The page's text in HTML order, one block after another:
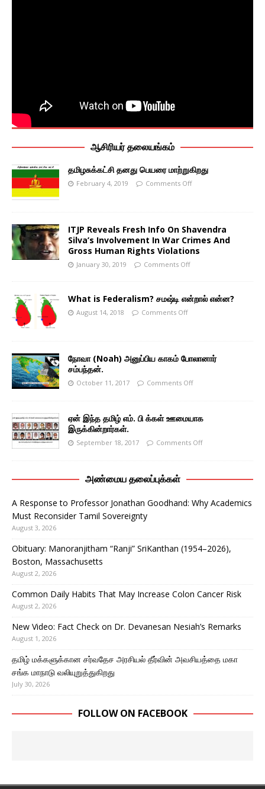
ஆசிரியர் தலையங்கம்
தமிழசுக்கட்சி தனது பெயரை மாற்றுகிறது
February 4, 2019 Comments Off
ITJP Reveals Fresh Info On Shavendra
Silva’s Involvement In War Crimes And
Gross Human Rights Violations
January 30, 2019 Comments Off
What is Federalism? சமஷ்டி என்றால் என்ன?
August 14, 2018 Comments Off
நோவா (Noah) அனுப்பிய காகம் போலானார்
சம்பந்தன்.
October 11, 2017 Comments Off
ஏன் இந்த தமிழ் எம். பி க்கள் ஊமையாக
இருக்கின்றார்கள்.
September 18, 2017 Comments Off
அண்மைய தலைப்புக்கள்
A Response to Professor Jonathan Goodhand: Why Academics
Must Reconsider Tamil Sovereignty
August 3, 2026
Obituary: Manoranjitham “Ranji” SriKanthan (1954–2026),
Boston, Massachusetts
August 2, 2026
Common Daily Habits That May Increase Colon Cancer Risk
August 2, 2026
New Video: Fact Check on Dr. Devanesan Nesiah’s Remarks
August 1, 2026
தமிழ் மக்களுக்கான சர்வதேச அரசியல் தீர்வின் அவசியத்தை மகா
சங்க மாநாடு வலியுறுத்துகிறது
July 30, 2026
FOLLOW ON FACEBOOK